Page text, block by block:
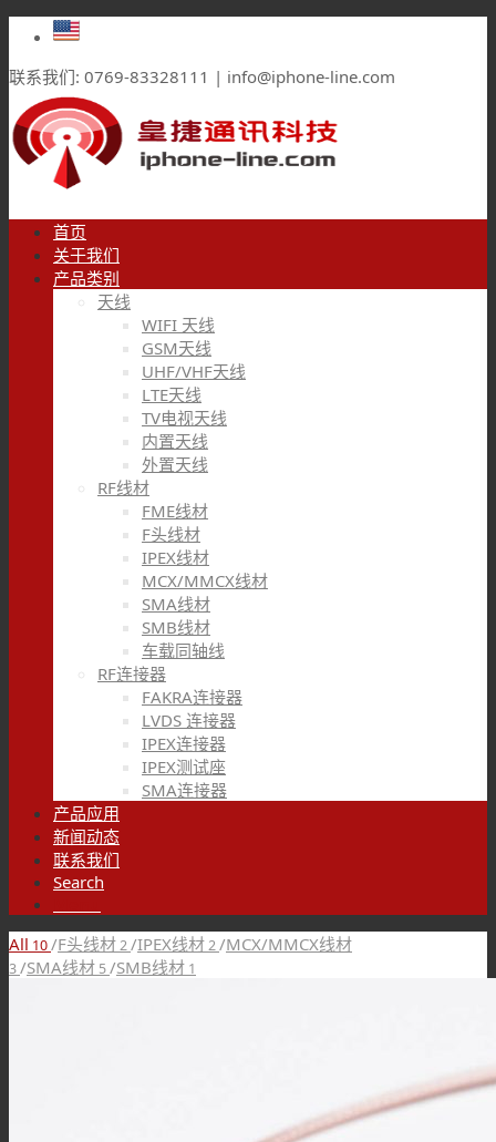
联系我们: 0769-83328111 | info@iphone-line.com
首页
关于我们
产品类别
天线
WIFI 天线
GSM天线
UHF/VHF天线
LTE天线
TV电视天线
内置天线
外置天线
RF线材
FME线材
F头线材
IPEX线材
MCX/MMCX线材
SMA线材
SMB线材
车载同轴线
RF连接器
FAKRA连接器
LVDS 连接器
IPEX连接器
IPEX测试座
SMA连接器
产品应用
新闻动态
联系我们
Search
All 10/F头线材2/IPEX线材2/MCX/MMCX线材
3/SMA线材 5/SMB线材 1